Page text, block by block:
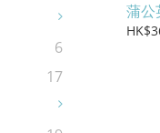
6
17
蒲公